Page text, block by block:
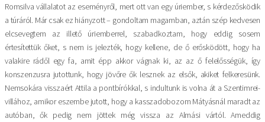
Romsilva vállalatot az eseményről, mert ott van egy úriember, s kérdezősködik
a túráról. Már csak ez hiányzott – gondoltam magamban, aztán szép kedvesen
elcsevegtem az illető úriemberrel, szabadkoztam, hogy eddig sosem
értesítettük őket, s nem is jelezték, hogy kellene, de ő erősködött, hogy ha
valakire rádől egy fa, amit épp akkor vágnak ki, az az ő felelősségük, így
konszenzusra jutottunk, hogy jövőre ők lesznek az elsők, akiket felkeresünk.
Nemsokára visszaért Attila a pontbírókkal, s indultunk is volna át a Szentimrei-
villához, amikor eszembe jutott, hogy a kasszadobozom Mátyásnál maradt az
autóban, ők pedig nem jöttek még vissza az Almási vártól. Ameddig